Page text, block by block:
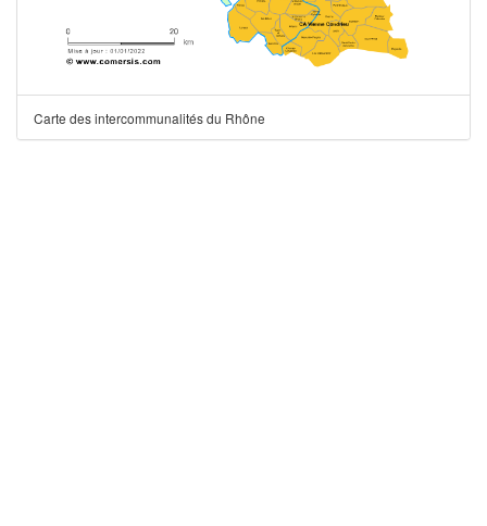
Carte des intercommunalités du Rhône